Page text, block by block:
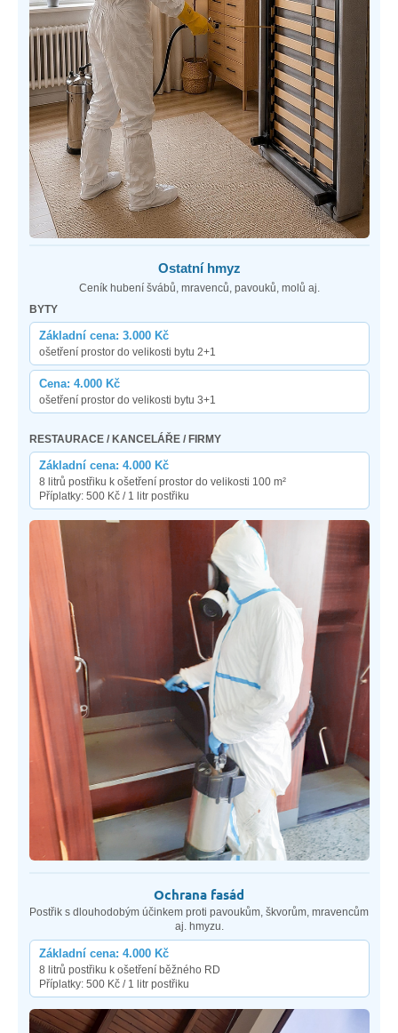
Ostatní hmyz
Ceník hubení švábů, mravenců, pavouků, molů aj.
BYTY
Základní cena: 3.000 Kč
ošetření prostor do velikosti bytu 2+1
Cena: 4.000 Kč
ošetření prostor do velikosti bytu 3+1
RESTAURACE / KANCELÁŘE / FIRMY
Základní cena: 4.000 Kč
8 litrů postřiku k ošetření prostor do velikosti 100 m²
Příplatky: 500 Kč / 1 litr postřiku
Ochrana fasád
Postřik s dlouhodobým účinkem proti pavoukům, škvorům, mravencům
aj. hmyzu.
Základní cena: 4.000 Kč
8 litrů postřiku k ošetření běžného RD
Příplatky: 500 Kč / 1 litr postřiku